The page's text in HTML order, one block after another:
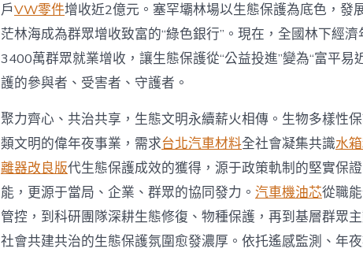
戶VW零件增收近2億元。塞罕壩林場以生態保護為底色，發
茫林海成為群眾增收致富的“綠色銀行”。現在，全國林下經
3400萬群眾就業增收，讓生態保護從“公益投進”變為“富平易
護的參與者、受害者、守護者。
聚力齊心、共治共享，生態文明永續薪火相傳。生物多樣性
類文明的偉年夜事業，需求台北汽車材料全社會凝集共識水
離器改良版代生態保護成效的獲得，源于政策軌制的堅實保
能，更源于當局、企業、群眾的協同發力。 汽車機油芯從職
管控，到科研團隊深耕生態修復、物種保護，再到基層群眾
社會共建共治的生態保護氛圍愈發濃厚。依托遙感監測、年